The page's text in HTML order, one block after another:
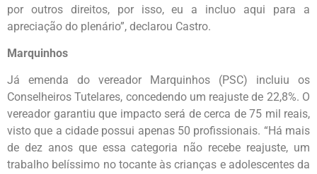
por outros direitos, por isso, eu a incluo aqui para a
apreciação do plenário”, declarou Castro.
Marquinhos
Já emenda do vereador Marquinhos (PSC) incluiu os
Conselheiros Tutelares, concedendo um reajuste de 22,8%. O
vereador garantiu que impacto será de cerca de 75 mil reais,
visto que a cidade possui apenas 50 profissionais. “Há mais
de dez anos que essa categoria não recebe reajuste, um
trabalho belíssimo no tocante às crianças e adolescentes da